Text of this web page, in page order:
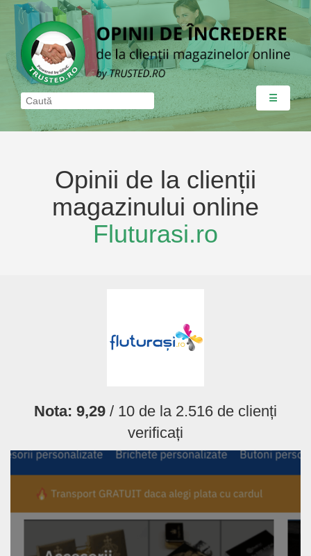
☰
Opinii de la clienții
magazinului online
Fluturasi.ro
Nota: 9,29 / 10 de la 2.516 de clienți
verificați